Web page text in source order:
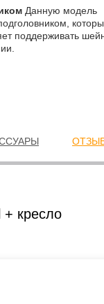
Данную модель
поддерживать
+ кресло